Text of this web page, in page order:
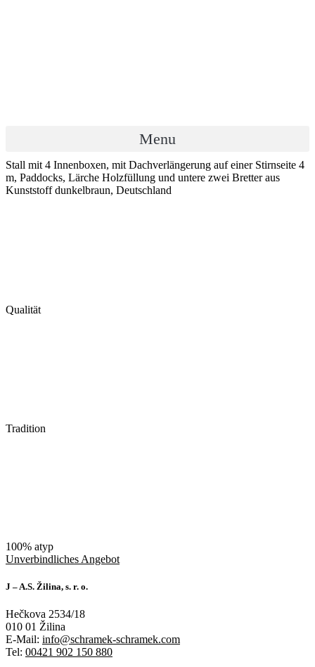
Menu
Stall mit 4 Innenboxen, mit Dachverlängerung auf einer Stirnseite 4
m, Paddocks, Lärche Holzfüllung und untere zwei Bretter aus
Kunststoff dunkelbraun, Deutschland
Qualität
Tradition
100% atyp
Unverbindliches Angebot
J – A.S. Žilina, s. r. o.
Hečkova 2534/18
010 01 Žilina
E-Mail: info@schramek-schramek.com
Tel: 00421 902 150 880